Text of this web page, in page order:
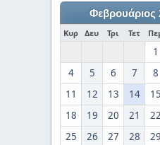
Φεβρουάριος
Κυρ Δευ Τρι Τετ
1
4
5 6 7 8
11
12 13 14 15
18
19 20 21 22
25
26 27 28 29